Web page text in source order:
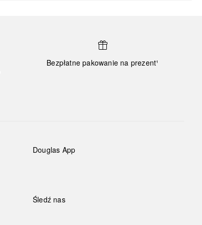
Bezpłatne pakowanie na prezent¹
Douglas App
Śledź nas